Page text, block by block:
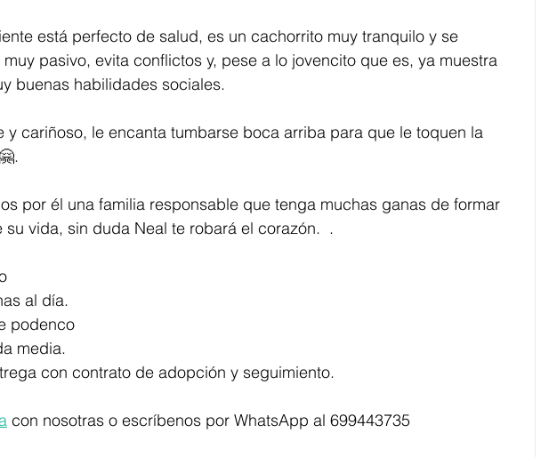
está perfecto de salud, es un cachorrito muy tranquilo y se
muy pasivo, evita conflictos y, pese a lo jovencito que es, ya muestra
buenas habilidades sociales.
y cariñoso, le encanta tumbarse boca arriba para que le toquen la
por él una familia responsable que tenga muchas ganas de formar
su vida, sin duda Neal te robará el corazón.  .
al día.
podenco
media.
con contrato de adopción y seguimiento.
con nosotras o escríbenos por WhatsApp al 699443735